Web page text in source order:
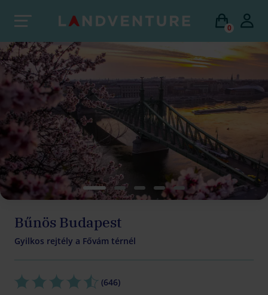
0
Bűnös Budapest
Gyilkos rejtély a Fővám térnél
(646)